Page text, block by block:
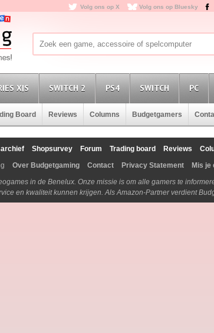
Volg ons op X Volg ons op Bluesky
X|S SWITCH 2 PS4 SWITCH PC
Board Reviews Columns Budgetgamers
Shopsurvey Forum Trading board Reviews
Over Budgetgaming Contact Privacy Statement Mis je
in de Benelux. Onze missie is om alle gamers te
en kwaliteit kunnen krijgen. Als Amazon-Partner verdient